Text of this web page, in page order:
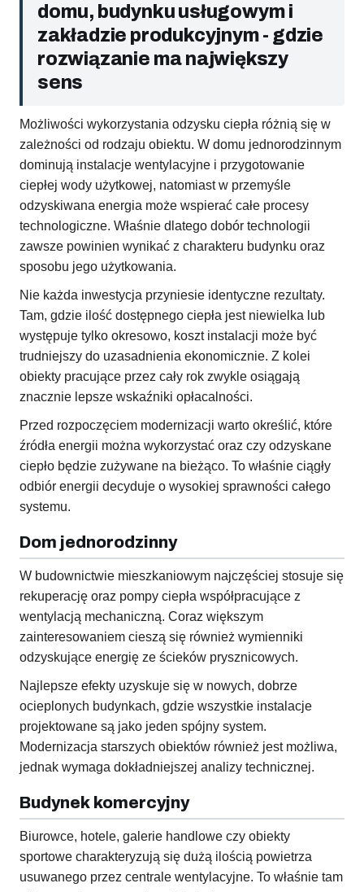
domu, budynku usługowym i
zakładzie produkcyjnym - gdzie
rozwiązanie ma największy
sens
Możliwości wykorzystania odzysku ciepła różnią się w
zależności od rodzaju obiektu. W domu jednorodzinnym
dominują instalacje wentylacyjne i przygotowanie
ciepłej wody użytkowej, natomiast w przemyśle
odzyskiwana energia może wspierać całe procesy
technologiczne. Właśnie dlatego dobór technologii
zawsze powinien wynikać z charakteru budynku oraz
sposobu jego użytkowania.
Nie każda inwestycja przyniesie identyczne rezultaty.
Tam, gdzie ilość dostępnego ciepła jest niewielka lub
występuje tylko okresowo, koszt instalacji może być
trudniejszy do uzasadnienia ekonomicznie. Z kolei
obiekty pracujące przez cały rok zwykle osiągają
znacznie lepsze wskaźniki opłacalności.
Przed rozpoczęciem modernizacji warto określić, które
źródła energii można wykorzystać oraz czy odzyskane
ciepło będzie zużywane na bieżąco. To właśnie ciągły
odbiór energii decyduje o wysokiej sprawności całego
systemu.
Dom jednorodzinny
W budownictwie mieszkaniowym najczęściej stosuje się
rekuperację oraz pompy ciepła współpracujące z
wentylacją mechaniczną. Coraz większym
zainteresowaniem cieszą się również wymienniki
odzyskujące energię ze ścieków prysznicowych.
Najlepsze efekty uzyskuje się w nowych, dobrze
ocieplonych budynkach, gdzie wszystkie instalacje
projektowane są jako jeden spójny system.
Modernizacja starszych obiektów również jest możliwa,
jednak wymaga dokładniejszej analizy technicznej.
Budynek komercyjny
Biurowce, hotele, galerie handlowe czy obiekty
sportowe charakteryzują się dużą ilością powietrza
usuwanego przez centrale wentylacyjne. To właśnie tam